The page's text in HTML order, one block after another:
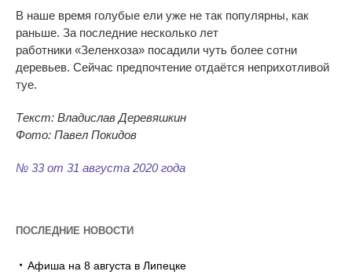
В наше время голубые ели уже не так популярны, как
раньше. За последние несколько лет
работники «Зеленхоза» посадили чуть более сотни
деревьев. Сейчас предпочтение отдаётся неприхотливой
туе.
Текст: Владислав Деревяшкин
Фото: Павел Покидов
№ 33 от 31 августа 2020 года
ПОСЛЕДНИЕ НОВОСТИ
Афиша на 8 августа в Липецке